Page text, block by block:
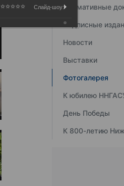
Нормативные
Подписные
Новости
Выставки
Фотогалерея
К юбилею
День Победы
К 800-летию
Слайд-шоу: